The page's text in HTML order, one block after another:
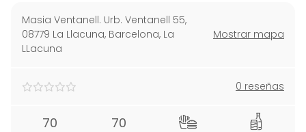
Masia Ventanell. Urb. Ventanell 55,
08779 La Llacuna, Barcelona, La
LLacuna
Mostrar mapa
0 reseñas
70 70